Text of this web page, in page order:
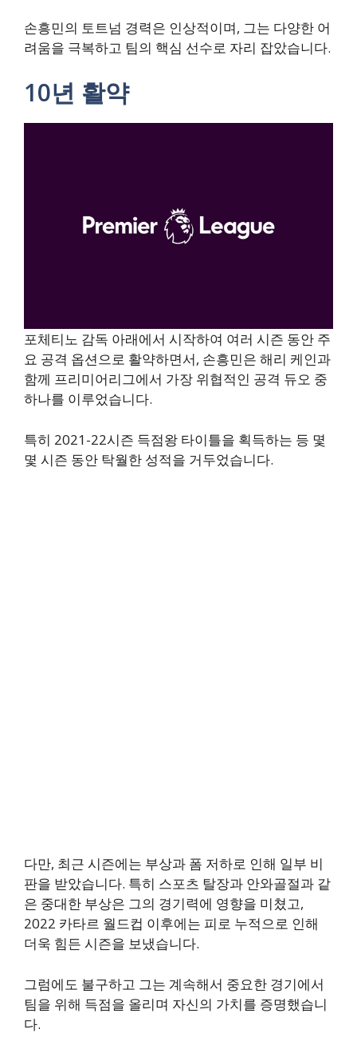
손흥민의 토트넘 경력은 인상적이며, 그는 다양한 어
려움을 극복하고 팀의 핵심 선수로 자리 잡았습니다.
10년 활약
포체티노 감독 아래에서 시작하여 여러 시즌 동안 주
요 공격 옵션으로 활약하면서, 손흥민은 해리 케인과
함께 프리미어리그에서 가장 위협적인 공격 듀오 중
하나를 이루었습니다.
특히 2021-22시즌 득점왕 타이틀을 획득하는 등 몇
몇 시즌 동안 탁월한 성적을 거두었습니다.
다만, 최근 시즌에는 부상과 폼 저하로 인해 일부 비
판을 받았습니다. 특히 스포츠 탈장과 안와골절과 같
은 중대한 부상은 그의 경기력에 영향을 미쳤고,
2022 카타르 월드컵 이후에는 피로 누적으로 인해
더욱 힘든 시즌을 보냈습니다.
그럼에도 불구하고 그는 계속해서 중요한 경기에서
팀을 위해 득점을 올리며 자신의 가치를 증명했습니
다.